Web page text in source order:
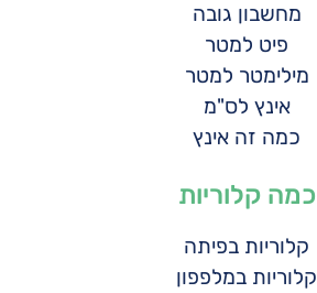
מחשבון גובה
פיט למטר
מילימטר למטר
אינץ לס"מ
כמה זה אינץ
כמה קלוריות
קלוריות בפיתה
קלוריות במלפפון